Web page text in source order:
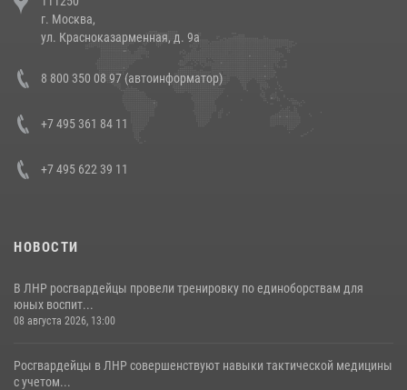
14 июля 2026, 12:20
Состоялась рабочая встреча директора Росгвардии Героя России
генерала армии Виктора Золотова с заместителем полномочного
представителя Президента Российской Федерации в Северо-
Кавказском федеральном округе Виталием Кузнецовым
г. Москва,
ул. Красноказарменная, д. 9а
8 800 350 08 97 (автоинформатор)
+7 495 361 84 11
+7 495 622 39 11
НОВОСТИ
В ЛНР росгвардейцы провели тренировку по единоборствам для
юных воспит...
08 августа 2026, 13:00
Росгвардейцы в ЛНР совершенствуют навыки тактической медицины
с учетом...